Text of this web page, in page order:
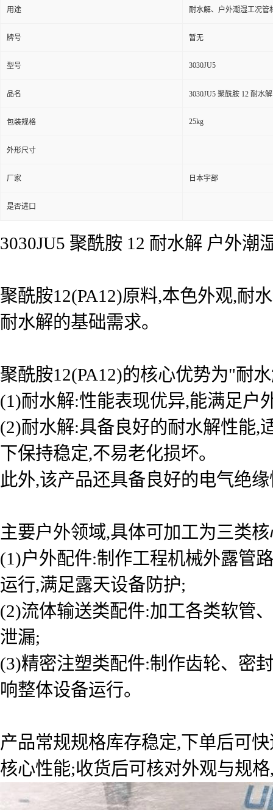
用途 耐水解、户外潮湿工况管
牌号 暂无
型号 3030JU5
品名 3030JU5 聚酰胺 12 耐水
包装规格 25kg
外形尺寸
厂家 日本宇部
是否进口
3030JU5 聚酰胺 12 耐水解 户外
聚酰胺12(PA12)原料,本色外观,耐
耐水解的基础需求。
聚酰胺12(PA12)的核心优势为"耐
(1)耐水解:性能表现优异,能满足户
(2)耐水解:具备良好的耐水解性能,
下保持稳定,不易老化损坏。
此外,该产品还具备良好的电气绝
主要户外领域,具体可加工为三类
(1)户外配件:制作工程机械外露管
运行,满足露天设备防护;
(2)流体输送类配件:加工各类软管
泄漏;
(3)精密注塑类配件:制作齿轮、密
响整体设备运行。
产品常规规格库存稳定,下单后可
核心性能;收货后可核对外观与规